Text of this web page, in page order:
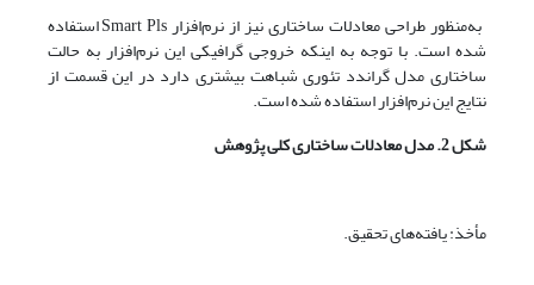
به‌منظور طراحی معادلات ساختاری نیز از نرم‌افزار Smart
Pls استفاده
شده است. با توجه به اینکه خروجی گرافیکی این نرم‌افزار به حالت
ساختاری مدل گراندد تئوری شباهت بیشتری دارد در این قسمت از
نتایج این نرم‌افزار استفاده شده است.
شکل 2. مدل معادلات ساختاری کلی پژوهش
مأخذ: یافته‌های تحقیق.